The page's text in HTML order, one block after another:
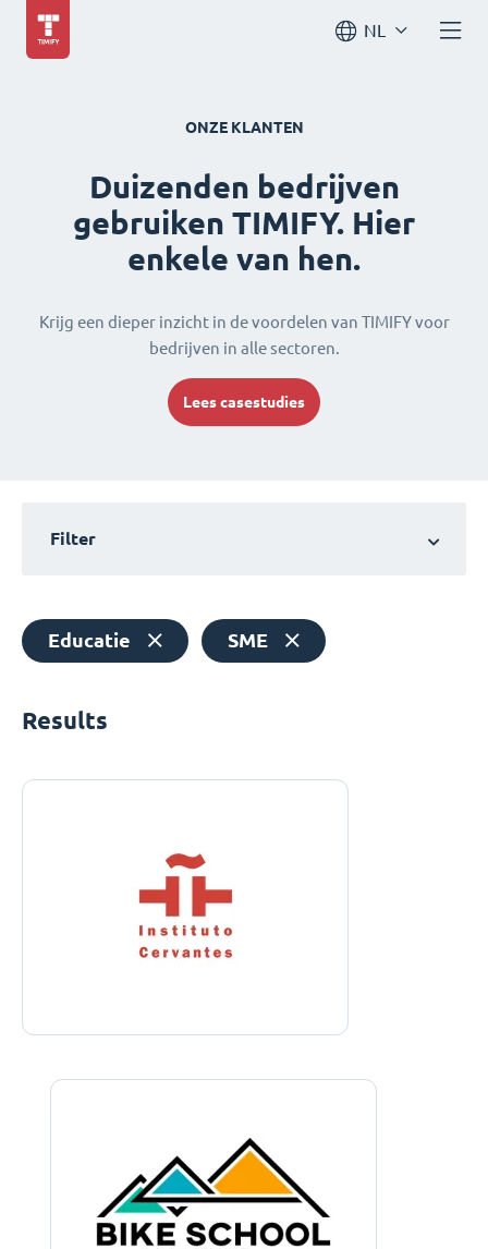
NL
ONZE KLANTEN
Duizenden bedrijven
gebruiken TIMIFY. Hier
enkele van hen.
Krijg een dieper inzicht in de voordelen van TIMIFY voor
bedrijven in alle sectoren.
Lees casestudies
Filter
Educatie SME
Results